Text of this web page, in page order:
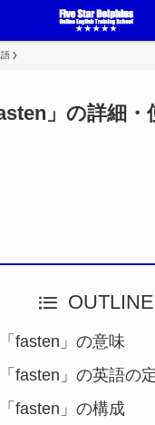
」の詳細・
OUTLINE
fasten」の意味
fasten」の英語の
fasten」の構成